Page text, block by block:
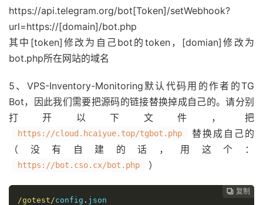
https://api.telegram.org/bot[Token]/setWebhook?
url=https://[domain]/bot.php
其中[token]修改为自己bot的token，[domian]修改为
bot.php所在网站的域名
5、VPS-Inventory-Monitoring默认代码用的作者的TG
Bot，因此我们需要把源码的链接替换掉成自己的。请分别
打开以下文件，把
https://cloud.hcaiyue.top/tgbot.php
替换成自己的
（没有自建的话，用这个：
https://bot.cso.cx/bot.php ）
 复制
 复制
 复制
/gotest/config .